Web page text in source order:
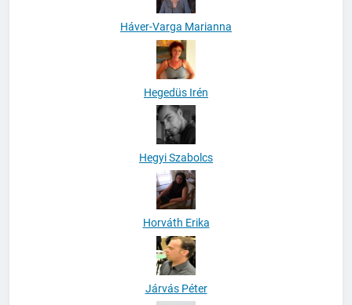
Háver-Varga Marianna
Hegedüs Irén
Hegyi Szabolcs
Horváth Erika
Járvás Péter